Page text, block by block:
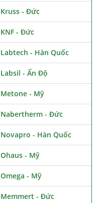
Kruss - Đức
KNF - Đức
Labtech - Hàn Quốc
Labsil - Ấn Độ
Metone - Mỹ
Nabertherm - Đức
Novapro - Hàn Quốc
Ohaus - Mỹ
Omega - Mỹ
Memmert - Đức